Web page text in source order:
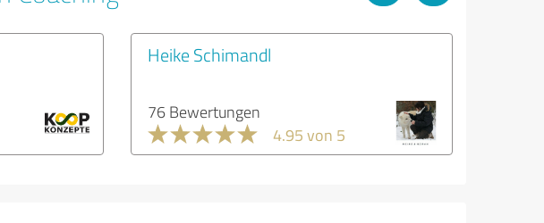
Heike Schimandl
76 Bewertungen
4.95 von 5